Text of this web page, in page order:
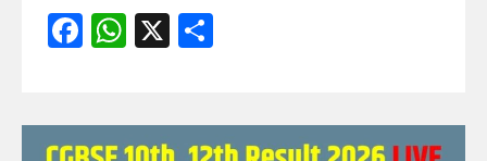
Facebook
WhatsApp
X